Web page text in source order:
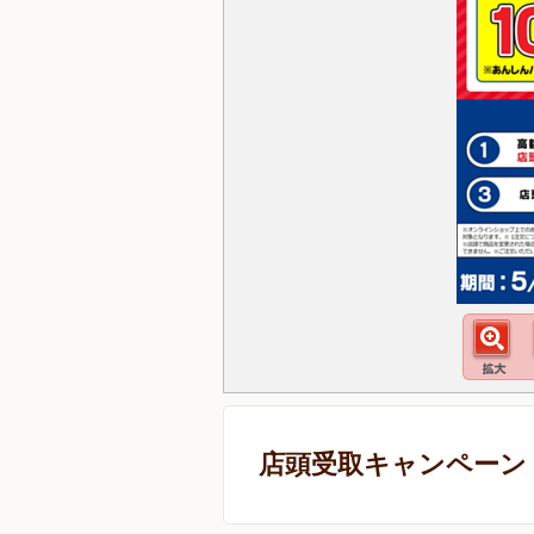
店頭受取キャンペーン